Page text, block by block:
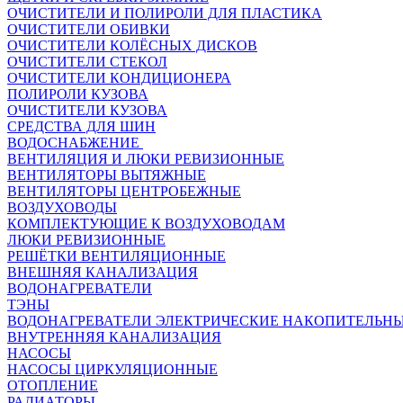
ОЧИСТИТЕЛИ И ПОЛИРОЛИ ДЛЯ ПЛАСТИКА
ОЧИСТИТЕЛИ ОБИВКИ
ОЧИСТИТЕЛИ КОЛЁСНЫХ ДИСКОВ
ОЧИСТИТЕЛИ СТЕКОЛ
ОЧИСТИТЕЛИ КОНДИЦИОНЕРА
ПОЛИРОЛИ КУЗОВА
ОЧИСТИТЕЛИ КУЗОВА
СРЕДСТВА ДЛЯ ШИН
ВОДОСНАБЖЕНИЕ
ВЕНТИЛЯЦИЯ И ЛЮКИ РЕВИЗИОННЫЕ
ВЕНТИЛЯТОРЫ ВЫТЯЖНЫЕ
ВЕНТИЛЯТОРЫ ЦЕНТРОБЕЖНЫЕ
ВОЗДУХОВОДЫ
КОМПЛЕКТУЮЩИЕ К ВОЗДУХОВОДАМ
ЛЮКИ РЕВИЗИОННЫЕ
РЕШЁТКИ ВЕНТИЛЯЦИОННЫЕ
ВНЕШНЯЯ КАНАЛИЗАЦИЯ
ВОДОНАГРЕВАТЕЛИ
ТЭНЫ
ВОДОНАГРЕВАТЕЛИ ЭЛЕКТРИЧЕСКИЕ
ВНУТРЕННЯЯ КАНАЛИЗАЦИЯ
НАСОСЫ
НАСОСЫ ЦИРКУЛЯЦИОННЫЕ
ОТОПЛЕНИЕ